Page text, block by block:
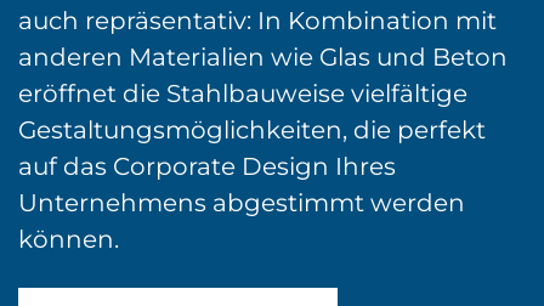
auch repräsentativ: In Kombination mit
anderen Materialien wie Glas und Beton
eröffnet die Stahlbauweise vielfältige
Gestaltungsmöglichkeiten, die perfekt
auf das Corporate Design Ihres
Unternehmens abgestimmt werden
können.